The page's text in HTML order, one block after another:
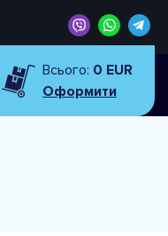
Всього: 0 EUR
Оформити